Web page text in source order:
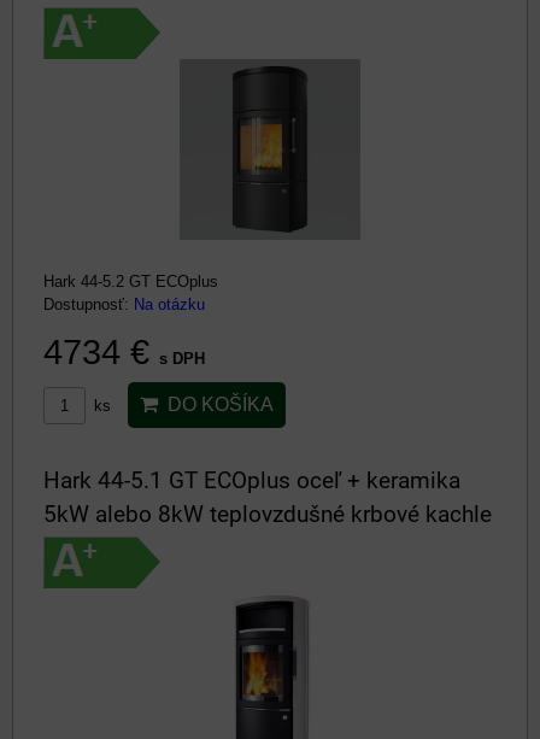
Hark 44-5.2 GT ECOplus
Dostupnosť: Na otázku
4734 € s DPH
ks DO KOŠÍKA
Hark 44-5.1 GT ECOplus oceľ + keramika
5kW alebo 8kW teplovzdušné krbové kachle